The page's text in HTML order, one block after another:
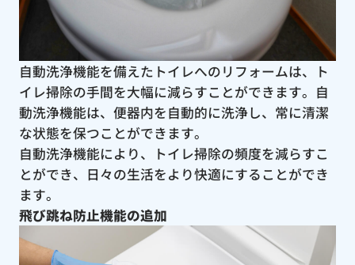
自動洗浄機能を備えたトイレへのリフォームは、ト
イレ掃除の手間を大幅に減らすことができます。自
動洗浄機能は、便器内を自動的に洗浄し、常に清潔
な状態を保つことができます。
自動洗浄機能により、トイレ掃除の頻度を減らすこ
とができ、日々の生活をより快適にすることができ
ます。
飛び跳ね防止機能の追加